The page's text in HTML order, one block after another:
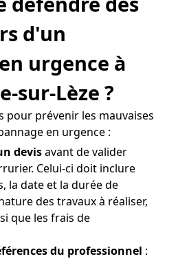
d'un
urgence à
sur-Lèze ?
pour prévenir les mauvaises
en urgence :
devisavant de valider
Celui-ci doit inclure
la date et la durée de
des travaux à réaliser,
que les frais de
du professionnel :